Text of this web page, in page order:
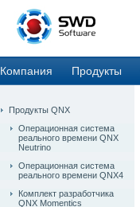
Компания Продукты
Продукты QNX
Операционная система
реального времени QNX
Neutrino
Операционная система
реального времени QNX4
Комплект разработчика
QNX Momentics